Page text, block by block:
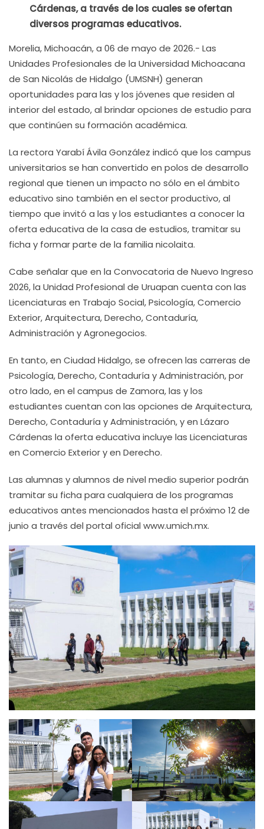
Cárdenas, a través de los cuales se ofertan
diversos programas educativos.
Morelia, Michoacán, a 06 de mayo de 2026.- Las
Unidades Profesionales de la Universidad Michoacana
de San Nicolás de Hidalgo (UMSNH) generan
oportunidades para las y los jóvenes que residen al
interior del estado, al brindar opciones de estudio para
que continúen su formación académica.
La rectora Yarabí Ávila González indicó que los campus
universitarios se han convertido en polos de desarrollo
regional que tienen un impacto no sólo en el ámbito
educativo sino también en el sector productivo, al
tiempo que invitó a las y los estudiantes a conocer la
oferta educativa de la casa de estudios, tramitar su
ficha y formar parte de la familia nicolaita.
Cabe señalar que en la Convocatoria de Nuevo Ingreso
2026, la Unidad Profesional de Uruapan cuenta con las
Licenciaturas en Trabajo Social, Psicología, Comercio
Exterior, Arquitectura, Derecho, Contaduría,
Administración y Agronegocios.
En tanto, en Ciudad Hidalgo, se ofrecen las carreras de
Psicología, Derecho, Contaduría y Administración, por
otro lado, en el campus de Zamora, las y los
estudiantes cuentan con las opciones de Arquitectura,
Derecho, Contaduría y Administración, y en Lázaro
Cárdenas la oferta educativa incluye las Licenciaturas
en Comercio Exterior y en Derecho.
Las alumnas y alumnos de nivel medio superior podrán
tramitar su ficha para cualquiera de los programas
educativos antes mencionados hasta el próximo 12 de
junio a través del portal oficial www.umich.mx.